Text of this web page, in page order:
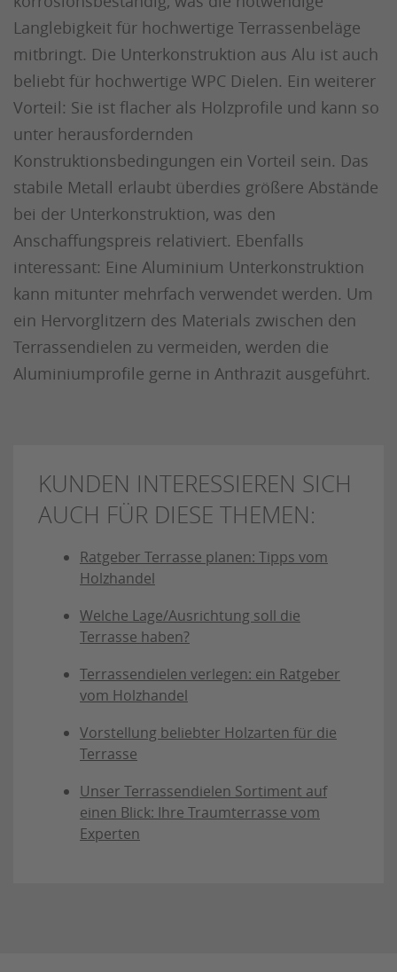
Langlebigkeit für hochwertige Terrassenbeläge
mitbringt. Die Unterkonstruktion aus Alu ist auch
beliebt für hochwertige WPC Dielen. Ein weiterer
Vorteil: Sie ist flacher als Holzprofile und kann so
unter herausfordernden
Konstruktionsbedingungen ein Vorteil sein. Das
stabile Metall erlaubt überdies größere Abstände
bei der Unterkonstruktion, was den
Anschaffungspreis relativiert. Ebenfalls
interessant: Eine Aluminium Unterkonstruktion
kann mitunter mehrfach verwendet werden. Um
ein Hervorglitzern des Materials zwischen den
Terrassendielen zu vermeiden, werden die
Aluminiumprofile gerne in Anthrazit ausgeführt.
KUNDEN INTERESSIEREN SICH
AUCH FÜR DIESE THEMEN:
Ratgeber Terrasse planen: Tipps vom
Holzhandel
Welche Lage/Ausrichtung soll die
Terrasse haben?
Terrassendielen verlegen: ein Ratgeber
vom Holzhandel
Vorstellung beliebter Holzarten für die
Terrasse
Unser Terrassendielen Sortiment auf
einen Blick: Ihre Traumterrasse vom
Experten